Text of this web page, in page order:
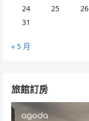
24
25 26
31
« 5 月
旅館訂房